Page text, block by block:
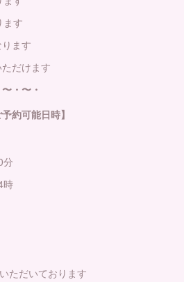
ます
ます
だけます
・〜・
約可能日時】
分
時
ただいております